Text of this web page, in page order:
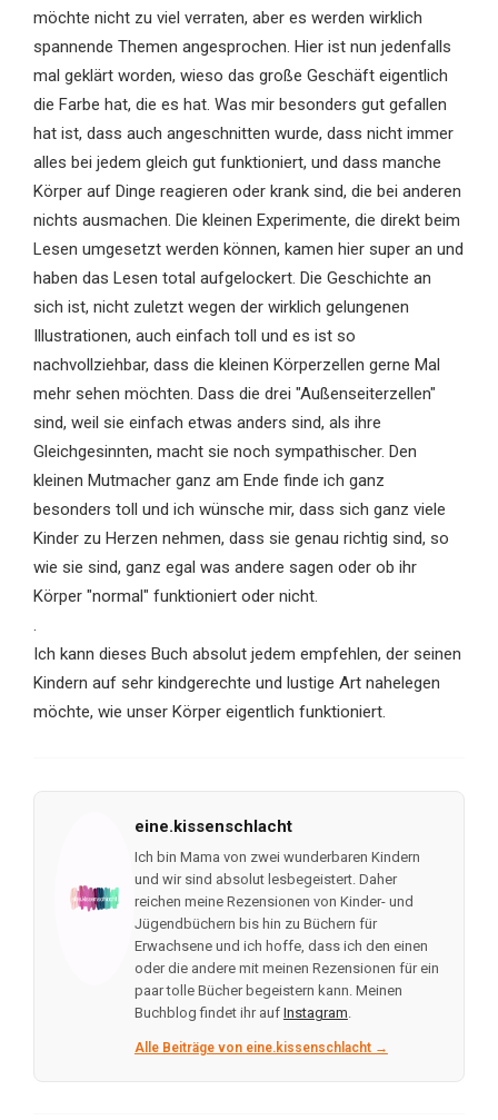
möchte nicht zu viel verraten, aber es werden wirklich
spannende Themen angesprochen. Hier ist nun jedenfalls
mal geklärt worden, wieso das große Geschäft eigentlich
die Farbe hat, die es hat. Was mir besonders gut gefallen
hat ist, dass auch angeschnitten wurde, dass nicht immer
alles bei jedem gleich gut funktioniert, und dass manche
Körper auf Dinge reagieren oder krank sind, die bei anderen
nichts ausmachen. Die kleinen Experimente, die direkt beim
Lesen umgesetzt werden können, kamen hier super an und
haben das Lesen total aufgelockert. Die Geschichte an
sich ist, nicht zuletzt wegen der wirklich gelungenen
Illustrationen, auch einfach toll und es ist so
nachvollziehbar, dass die kleinen Körperzellen gerne Mal
mehr sehen möchten. Dass die drei "Außenseiterzellen"
sind, weil sie einfach etwas anders sind, als ihre
Gleichgesinnten, macht sie noch sympathischer. Den
kleinen Mutmacher ganz am Ende finde ich ganz
besonders toll und ich wünsche mir, dass sich ganz viele
Kinder zu Herzen nehmen, dass sie genau richtig sind, so
wie sie sind, ganz egal was andere sagen oder ob ihr
Körper "normal" funktioniert oder nicht.
.
Ich kann dieses Buch absolut jedem empfehlen, der seinen
Kindern auf sehr kindgerechte und lustige Art nahelegen
möchte, wie unser Körper eigentlich funktioniert.
eine.kissenschlacht
Ich bin Mama von zwei wunderbaren Kindern
und wir sind absolut lesbegeistert. Daher
reichen meine Rezensionen von Kinder- und
Jügendbüchern bis hin zu Büchern für
Erwachsene und ich hoffe, dass ich den einen
oder die andere mit meinen Rezensionen für ein
paar tolle Bücher begeistern kann. Meinen
Buchblog findet ihr auf Instagram.
Alle Beiträge von eine.kissenschlacht →